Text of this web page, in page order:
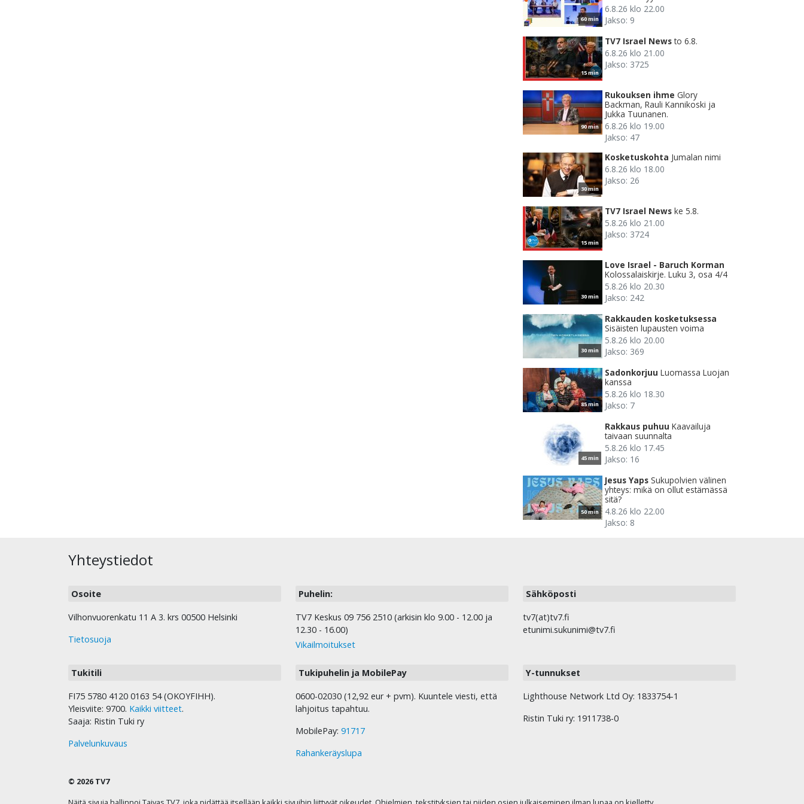
60 min
6.8.26 klo 22.00
Jakso: 9
15 min
TV7 Israel News to 6.8.
6.8.26 klo 21.00
Jakso: 3725
90 min
Rukouksen ihme Glory
Backman, Rauli Kannikoski ja
Jukka Tuunanen.
6.8.26 klo 19.00
Jakso: 47
30 min
Kosketuskohta Jumalan nimi
6.8.26 klo 18.00
Jakso: 26
15 min
TV7 Israel News ke 5.8.
5.8.26 klo 21.00
Jakso: 3724
30 min
Love Israel - Baruch Korman
Kolossalaiskirje. Luku 3, osa 4/4
5.8.26 klo 20.30
Jakso: 242
30 min
Rakkauden kosketuksessa
Sisäisten lupausten voima
5.8.26 klo 20.00
Jakso: 369
85 min
Sadonkorjuu Luomassa Luojan
kanssa
5.8.26 klo 18.30
Jakso: 7
45 min
Rakkaus puhuu Kaavailuja
taivaan suunnalta
5.8.26 klo 17.45
Jakso: 16
50 min
Jesus Yaps Sukupolvien välinen
yhteys: mikä on ollut estämässä
sitä?
4.8.26 klo 22.00
Jakso: 8
Yhteystiedot
Osoite
Vilhonvuorenkatu 11 A 3. krs 00500 Helsinki
Tietosuoja
Puhelin:
TV7 Keskus 09 756 2510 (arkisin klo 9.00 - 12.00 ja
12.30 - 16.00)
Vikailmoitukset
Sähköposti
tv7(at)tv7.fi
etunimi.sukunimi@tv7.fi
Tukitili
FI75 5780 4120 0163 54 (OKOYFIHH).
Yleisviite: 9700. Kaikki viitteet.
Saaja: Ristin Tuki ry
Palvelunkuvaus
Tukipuhelin ja MobilePay
0600-02030 (12,92 eur + pvm). Kuuntele viesti, että
lahjoitus tapahtuu.
MobilePay: 91717
Rahankeräyslupa
Y-tunnukset
Lighthouse Network Ltd Oy: 1833754-1
Ristin Tuki ry: 1911738-0
© 2026 TV7